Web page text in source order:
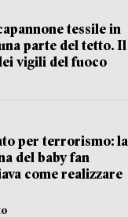
tessile in
parte del tetto. Il
vigili del fuoco
per terrorismo: la
del baby fan
come realizzare